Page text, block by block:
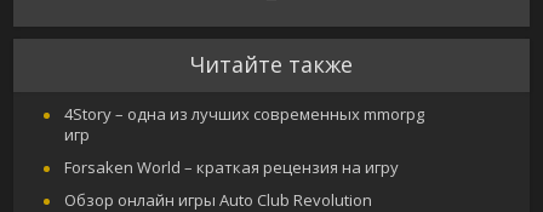
Читайте также
4Story – одна из лучших современных mmorpg
игр
Forsaken World – краткая рецензия на игру
Обзор онлайн игры Auto Club Revolution